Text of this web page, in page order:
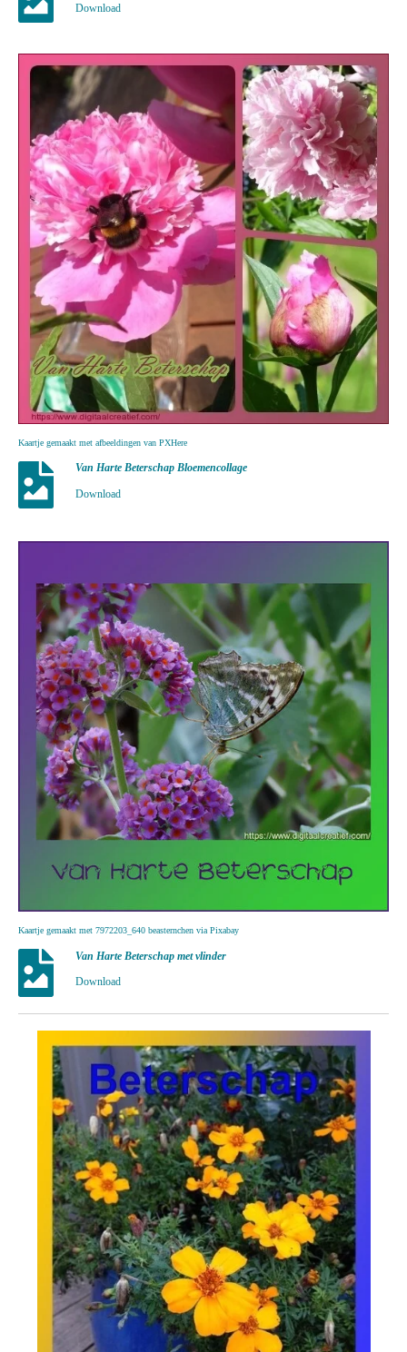
Download
Kaartje gemaakt met afbeeldingen van PXHere
Van Harte Beterschap Bloemencollage
Download
Kaartje gemaakt met 7972203_640 beasternchen via Pixabay
Van Harte Beterschap met vlinder
Download